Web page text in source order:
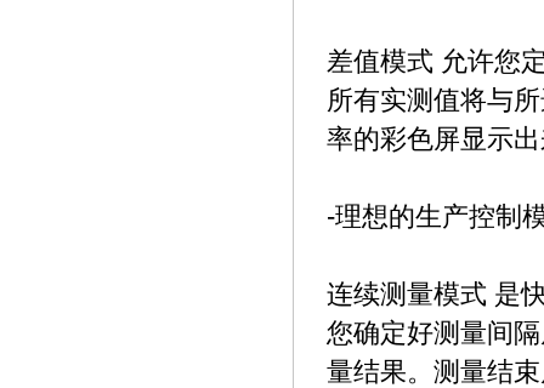
差值模式 允许您
所有实测值将与
率的彩色屏显示
-理想的生产控制
连续测量模式 是
您确定好测量间
量结果。测量结